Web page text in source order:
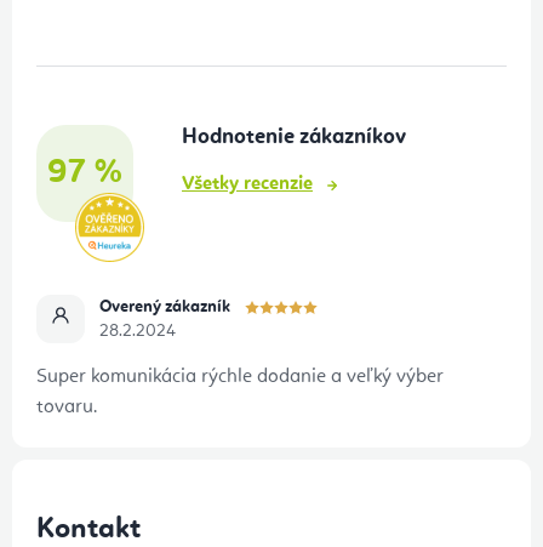
97 %
Hodnotenie zákazníkov
Všetky recenzie
Overený zákazník
28.2.2024
Super komunikácia rýchle dodanie a veľký výber
tovaru.
Kontakt